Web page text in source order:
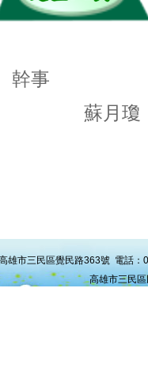
幹事
蘇月瓊
雄市三民區覺民路363號 電話
高雄市三民